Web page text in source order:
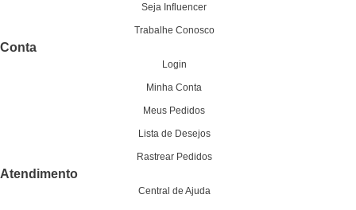
Seja Influencer
Trabalhe Conosco
Conta
Login
Minha Conta
Meus Pedidos
Lista de Desejos
Rastrear Pedidos
Atendimento
Central de Ajuda